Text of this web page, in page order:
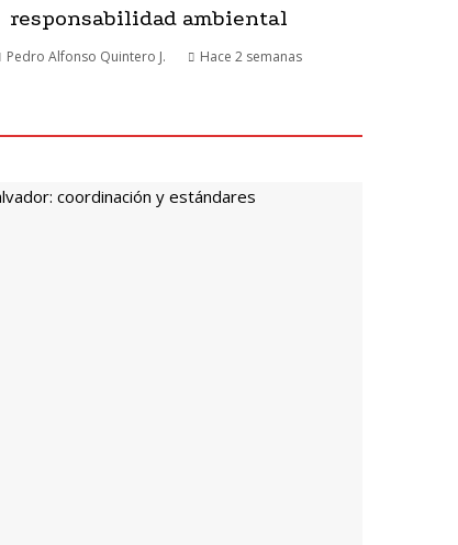
responsabilidad ambiental
Pedro Alfonso Quintero J. Hace 2 semanas